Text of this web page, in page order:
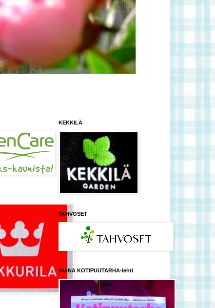
KEKKILÄ
TAHVOSET
IHANA KOTIPUUTARHA-lehti